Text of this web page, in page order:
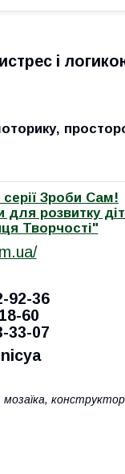
і
Зроби Сам!
для розвитку
Творчостi"
92-36
60
33-07